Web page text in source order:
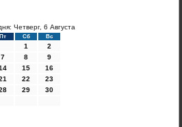
Четверг, 6 Августа
Пт Сб Вс
1
2
7 8
9
15
16
22
23
29
30